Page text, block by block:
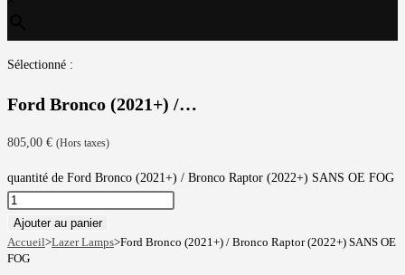
Sélectionné :
Ford Bronco (2021+) /…
805,00 € (Hors taxes)
quantité de Ford Bronco (2021+) / Bronco Raptor (2022+) SANS OE FOG
Ajouter au panier
Accueil>Lazer Lamps>Ford Bronco (2021+) / Bronco Raptor (2022+) SANS OE
FOG